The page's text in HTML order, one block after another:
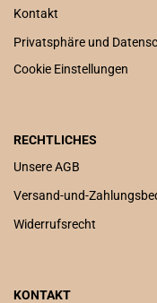
Kontakt
Privatsphäre und
Cookie Einstellungen
RECHTLICHES
Unsere AGB
Versand-und-
Widerrufsrecht
KONTAKT